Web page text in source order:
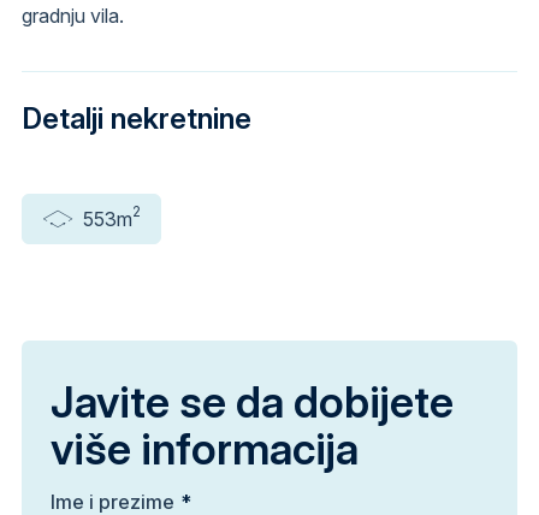
gradnju vila.
Detalji nekretnine
553m2
Javite se da dobijete
više informacija
Ime i prezime